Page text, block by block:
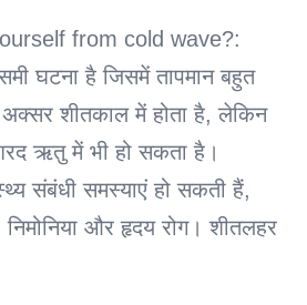
from cold wave?:
घटना है जिसमें तापमान बहुत
शीतकाल में होता है, लेकिन
ऋतु में भी हो सकता है।
संबंधी समस्याएं हो सकती हैं,
निमोनिया और हृदय रोग। शीतलहर